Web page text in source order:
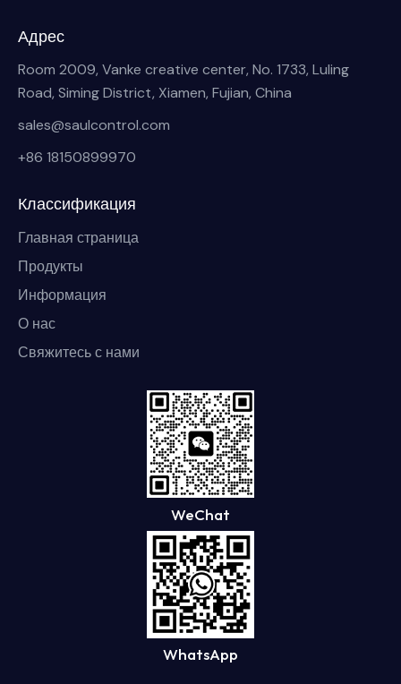
Адрес
Room 2009, Vanke creative center, No. 1733, Luling
Road, Siming District, Xiamen, Fujian, China
sales@saulcontrol.com
+86 18150899970
Классификация
Главная страница
Продукты
Информация
О нас
Свяжитесь с нами
WeChat
WhatsApp